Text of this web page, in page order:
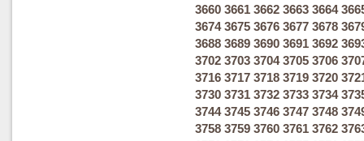
3660 3661 3662 3663 3664
3674 3675 3676 3677 3678
3688 3689 3690 3691 3692
3702 3703 3704 3705 3706
3716 3717 3718 3719 3720
3730 3731 3732 3733 3734
3744 3745 3746 3747 3748
3758 3759 3760 3761 3762